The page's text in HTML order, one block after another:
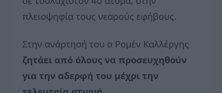
πλειοψηφία τους νεαρούς εφήβους.
Στην ανάρτησή του ο Ρομέν Καλλέργης
ζητάει από όλους να προσευχηθούν
για την αδερφή του μέχρι την